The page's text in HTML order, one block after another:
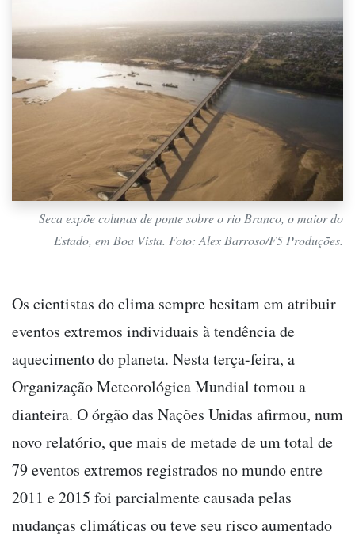
Seca expõe colunas de ponte sobre o rio Branco, o maior do
Estado, em Boa Vista. Foto: Alex Barroso/F5 Produções.
Os cientistas do clima sempre hesitam em atribuir
eventos extremos individuais à tendência de
aquecimento do planeta. Nesta terça-feira, a
Organização Meteorológica Mundial tomou a
dianteira. O órgão das Nações Unidas afirmou, num
novo relatório, que mais de metade de um total de
79 eventos extremos registrados no mundo entre
2011 e 2015 foi parcialmente causada pelas
mudanças climáticas ou teve seu risco aumentado